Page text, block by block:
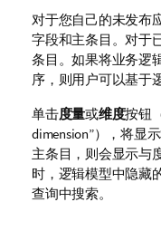
对于您自己的未发布
字段和主条目。对于
条目。如果将业务逻
序，则用户可以基于
单击度量或维度按钮
dimension”），将显
主条目，则会显示与
时，逻辑模型中隐藏
查询中搜索。